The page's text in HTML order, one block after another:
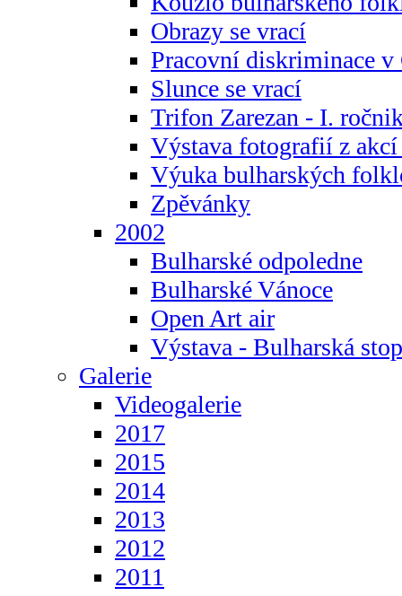
Obrazy se vrací
Pracovní diskriminace
Slunce se vrací
Trifon Zarezan - I.
Výstava fotografií z akcí
Výuka bulharských
Zpěvánky
2002
Bulharské odpoledne
Bulharské Vánoce
Open Art air
Výstava - Bulharská
Galerie
Videogalerie
2017
2015
2014
2013
2012
2011